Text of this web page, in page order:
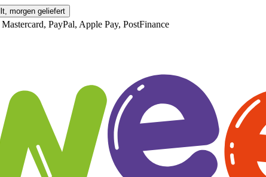
morgen geliefert
PayPal, Apple Pay, PostFinance